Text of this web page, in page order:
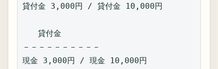
貸付金 3,000円 / 貸付金 10,000円
貸付金
－－－－－－－－－－
現金 3,000円 / 現金 10,000円